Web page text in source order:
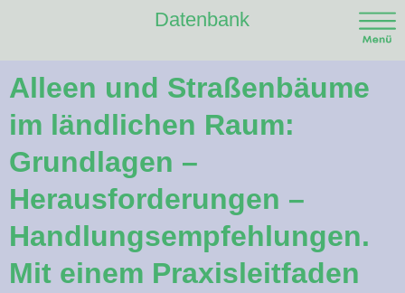
Datenbank
Alleen und Straßenbäume
im ländlichen Raum:
Grundlagen –
Herausforderungen –
Handlungsempfehlungen.
Mit einem Praxisleitfaden